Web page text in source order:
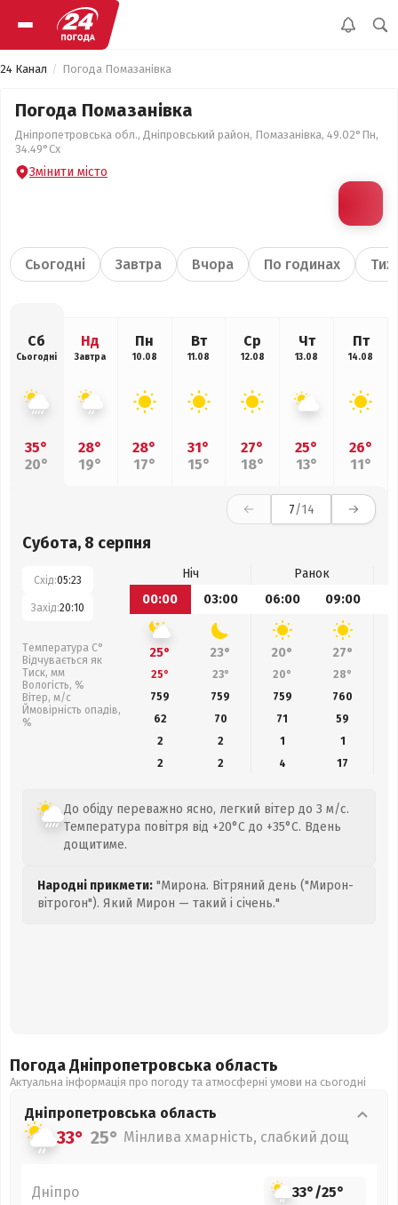
24 Канал Погода Помазанівка
Погода Помазанівка
Дніпропетровська обл., Дніпровський район, Помазанівка, 49.02°Пн,
34.49°Сх
Змінити місто
Сьогодні Завтра Вчора По годинах
Сб
Сьогодні
35°
20°
Нд
Завтра
28°
19°
Пн
10.08
28°
17°
Вт
11.08
31°
15°
Ср
12.08
27°
18°
Чт
13.08
25°
13°
Пт
14.08
26°
11°
7/14
Субота, 8 серпня
Схід:05:23
Захід:20:10
Температура С°
Відчувається як
Тиск, мм
Вологість, %
Вітер, м/с
Ймовірність опадів,
%
Ніч
Ранок
00:00
03:00 06:00 09:00
25° 23° 20° 27°
25° 23° 20° 28°
759
759 759 760
62
70 71 59
2
2 1
1
2
2 4 17
До обіду переважно ясно, легкий вітер до 3 м/с.
Температура повітря від +20°C до +35°C. Вдень
дощитиме.
Народні прикмети: "Мирона. Вітряний день ("Мирон-
вітрогон"). Який Мирон — такий і січень."
Погода Дніпропетровська область
Актуальна інформація про погоду та атмосферні умови на сьогодні
Дніпропетровська область
33° 25° Мінлива хмарність, слабкий дощ
Дніпро 33°/25°